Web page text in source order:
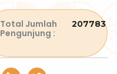
Total Jumlah
Pengunjung :
207783